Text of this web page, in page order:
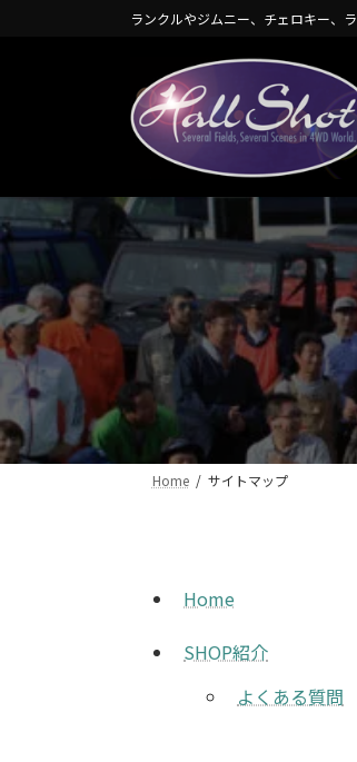
キ
ッ
プ
に
移
動
ランクルやジムニー、チェロキー、
Home サイトマップ
Home
SHOP紹介
よくある質問